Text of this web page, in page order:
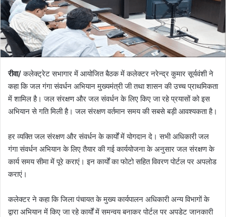
रीवा/कलेक्ट्रेट सभागार में आयोजित बैठक में कलेक्टर नरेन्द्र कुमार सूर्यवंशी ने
कहा कि जल गंगा संवर्धन अभियान मुख्यमंत्री जी तथा शासन की उच्च प्राथमिकता
में शामिल है। जल संरक्षण और जल संवर्धन के लिए किए जा रहे प्रयासों को इस
अभियान से गति मिली है। जल संरक्षण वर्तमान समय की सबसे बड़ी आवश्यकता है।
हर व्यक्ति जल संरक्षण और संवर्धन के कार्यों में योगदान दे। सभी अधिकारी जल
गंगा संवर्धन अभियान के लिए तैयार की गई कार्ययोजना के अनुसार जल संरक्षण के
कार्य समय सीमा में पूरे कराएं। इन कार्यों का फोटो सहित विवरण पोर्टल पर अपलोड
कराएं।
कलेक्टर ने कहा कि जिला पंचायत के मुख्य कार्यपालन अधिकारी अन्य विभागों के
द्वारा अभियान में किए जा रहे कार्यों में समन्वय बनाकर पोर्टल पर अपडेट जानकारी